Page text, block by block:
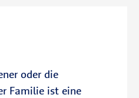
oder die
Familie ist eine